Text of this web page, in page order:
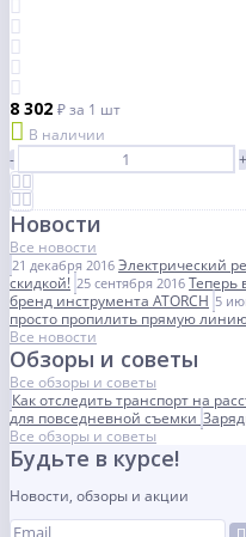
8 302 ₽за 1 шт
В наличии
-
+
Новости
Все новости
21 декабря 2016 Электрический
скидкой! 25 сентября 2016 Теперь
бренд инструмента ATORCH 5
просто пропилить прямую
Все новости
Обзоры и советы
Все обзоры и советы
Как отследить транспорт на
для повседневной съемки
Все обзоры и советы
Будьте в курсе!
Новости, обзоры и акции